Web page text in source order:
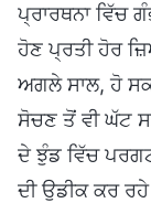
ਪ੍ਰਾਰਥਨਾ ਵਿੱਚ
ਹੋਣ ਪ੍ਰਤੀ ਹੋਰ
ਅਗਲੇ ਸਾਲ, ਹੋ
ਸੋਚਣ ਤੋਂ ਵੀ ਘੱਟ
ਦੇ ਝੁੰਡ ਵਿੱਚ
ਦੀ ਉਡੀਕ ਕਰ